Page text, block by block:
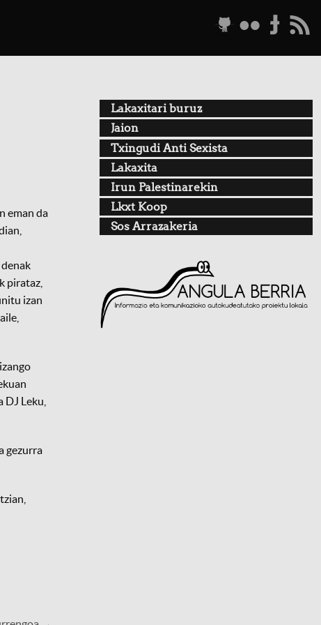
g f t r
eman da
pirataz,
izan
Leku,
gezurra
Lakaxitari buruz
Jaion
Txingudi Anti Sexista
Lakaxita
Irun Palestinarekin
Lkxt Koop
Sos Arrazakeria